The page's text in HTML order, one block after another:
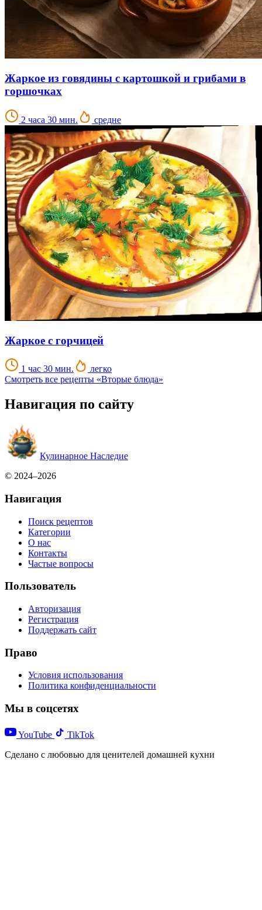
Жаркое из говядины с картошкой и грибами в
горшочках
2 часа 30 мин. средне
Жаркое с горчицей
1 час 30 мин.
легко
Смотреть все рецепты «Вторые блюда»
Навигация по сайту
Кулинарное Наследие
© 2024–2026
Навигация
Поиск рецептов
Категории
О нас
Контакты
Частые вопросы
Пользователь
Авторизация
Регистрация
Поддержать сайт
Право
Условия использования
Политика конфиденциальности
Мы в соцсетях
YouTube
TikTok
Сделано с любовью для ценителей домашней кухни